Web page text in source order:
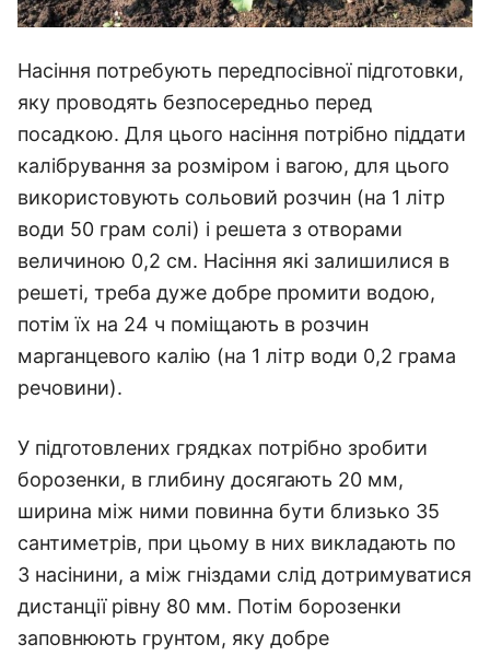
Насіння потребують передпосівної підготовки,
яку проводять безпосередньо перед
посадкою. Для цього насіння потрібно піддати
калібрування за розміром і вагою, для цього
використовують сольовий розчин (на 1 літр
води 50 грам солі) і решета з отворами
величиною 0,2 см. Насіння які залишилися в
решеті, треба дуже добре промити водою,
потім їх на 24 ч поміщають в розчин
марганцевого калію (на 1 літр води 0,2 грама
речовини).
У підготовлених грядках потрібно зробити
борозенки, в глибину досягають 20 мм,
ширина між ними повинна бути близько 35
сантиметрів, при цьому в них викладають по
3 насінини, а між гніздами слід дотримуватися
дистанції рівну 80 мм. Потім борозенки
заповнюють грунтом, яку добре